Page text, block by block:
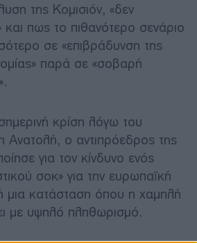
της Κομισιόν, «δεν
και πως το πιθανότερο σενάριο
σε «επιβράδυνση της
παρά σε «σοβαρή
κρίση λόγω του
ο αντιπρόεδρος της
για τον κίνδυνο ενός
σοκ» για την ευρωπαϊκή
μια κατάσταση όπου η χαμηλή
με υψηλό πληθωρισμό.